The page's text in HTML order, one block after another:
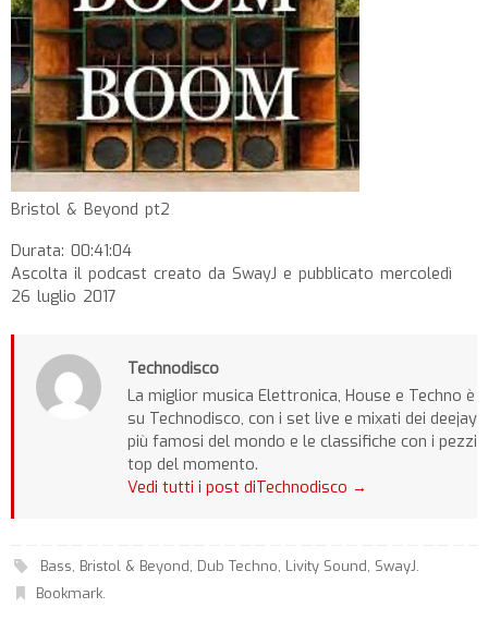
Bristol & Beyond pt2
Durata: 00:41:04
Ascolta il podcast creato da SwayJ e pubblicato mercoledì
26 luglio 2017
Technodisco
La miglior musica Elettronica, House e Techno è
su Technodisco, con i set live e mixati dei deejay
più famosi del mondo e le classifiche con i pezzi
top del momento.
Vedi tutti i post diTechnodisco →
Bass, Bristol & Beyond, Dub Techno, Livity Sound, SwayJ.
Bookmark.